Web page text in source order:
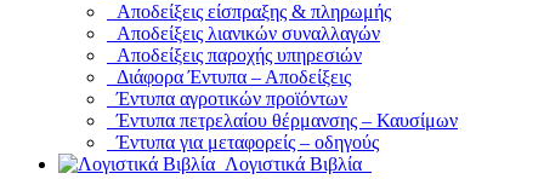
Αποδείξεις είσπραξης & πληρωμής
Αποδείξεις λιανικών συναλλαγών
Αποδείξεις παροχής υπηρεσιών
Διάφορα Έντυπα – Αποδείξεις
Έντυπα αγροτικών προϊόντων
Έντυπα πετρελαίου θέρμανσης – Καυσίμων
Έντυπα για μεταφορείς – οδηγούς
Λογιστικά Βιβλία